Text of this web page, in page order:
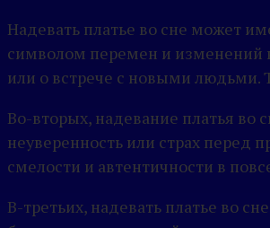
Надевать платье во сне может
символом перемен и изменений
или о встрече с новыми людьми.
Во-вторых, надевание платья во
неуверенность или страх перед
смелости и автентичности в
В-третьих, надевать платье во